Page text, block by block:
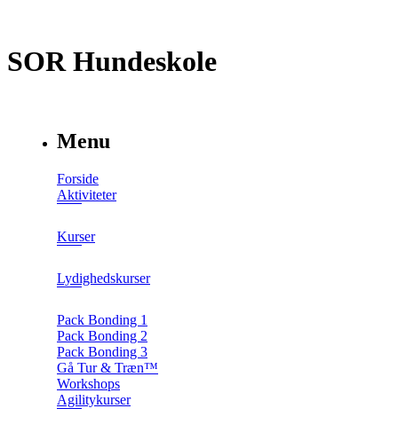
SOR Hundeskole
Menu
Forside
Aktiviteter
Kurser
Lydighedskurser
Pack Bonding 1
Pack Bonding 2
Pack Bonding 3
Gå Tur & Træn™
Workshops
Agilitykurser